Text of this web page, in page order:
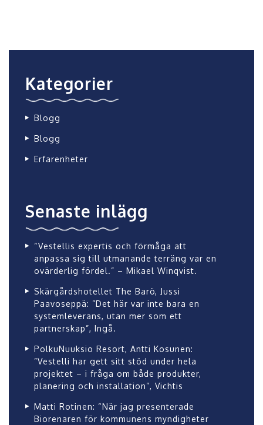
Kategorier
Blogg
Blogg
Erfarenheter
Senaste inlägg
“Vestellis expertis och förmåga att
anpassa sig till utmanande terräng var en
ovärderlig fördel.” – Mikael Winqvist.
Skärgårdshotellet The Barö, Jussi
Paavoseppä: ”Det här var inte bara en
systemleverans, utan mer som ett
partnerskap”, Ingå.
PolkuNuuksio Resort, Antti Kosunen:
”Vestelli har gett sitt stöd under hela
projektet – i fråga om både produkter,
planering och installation”, Vichtis
Matti Rotinen: “När jag presenterade
Biorenaren för kommunens myndigheter